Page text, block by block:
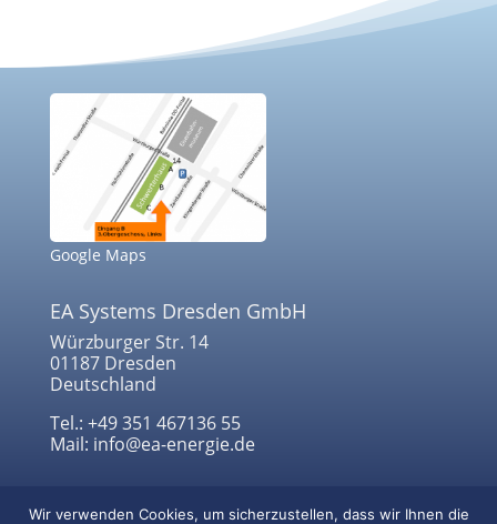
Google Maps
EA Systems Dresden GmbH
Würzburger Str. 14
01187 Dresden
Deutschland
Tel.: +49 351 467136 55
Mail: info@ea-energie.de
Wir verwenden Cookies, um sicherzustellen, dass wir Ihnen die